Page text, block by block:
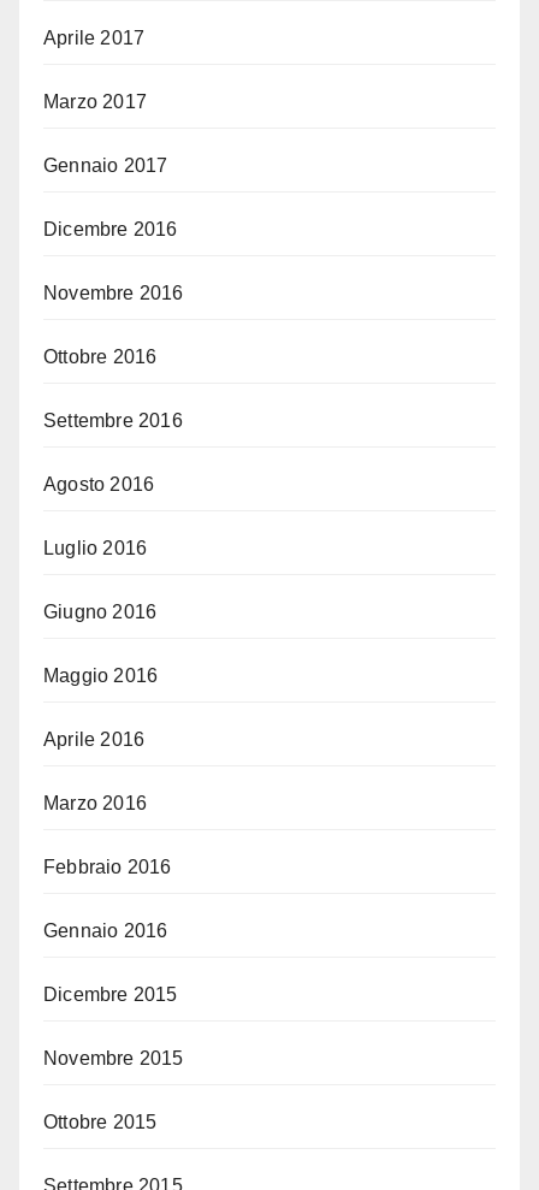
Aprile 2017
Marzo 2017
Gennaio 2017
Dicembre 2016
Novembre 2016
Ottobre 2016
Settembre 2016
Agosto 2016
Luglio 2016
Giugno 2016
Maggio 2016
Aprile 2016
Marzo 2016
Febbraio 2016
Gennaio 2016
Dicembre 2015
Novembre 2015
Ottobre 2015
Settembre 2015